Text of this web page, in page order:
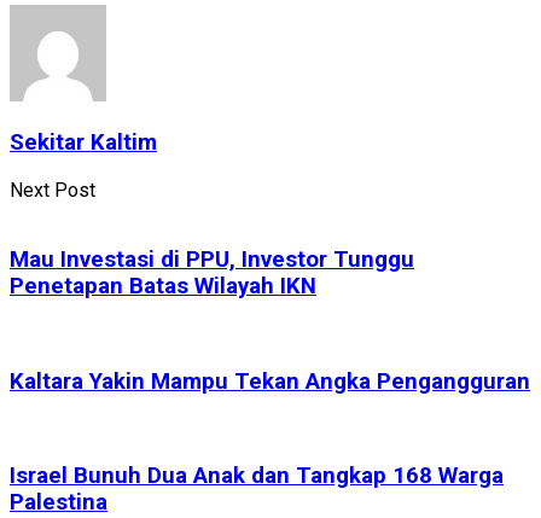
Sekitar Kaltim
Next Post
Mau Investasi di PPU, Investor Tunggu
Penetapan Batas Wilayah IKN
Kaltara Yakin Mampu Tekan Angka Pengangguran
Israel Bunuh Dua Anak dan Tangkap 168 Warga
Palestina